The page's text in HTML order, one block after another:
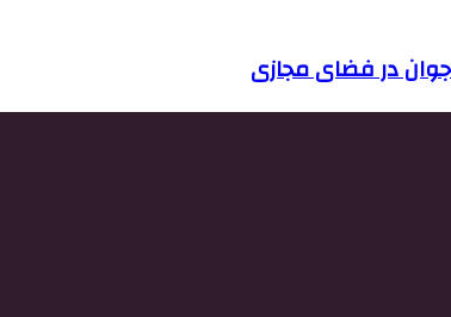
جوان در فضای مجازی